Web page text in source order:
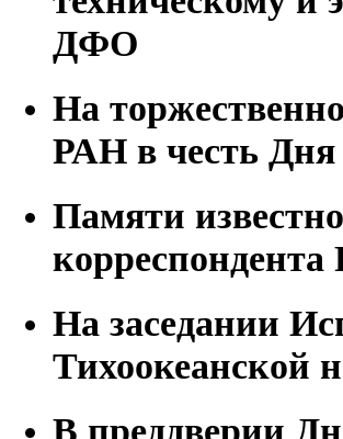
ДФО
На
РАН в честь Дня
Памяти
На заседании
Тихоокеанской
В преддверии